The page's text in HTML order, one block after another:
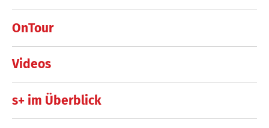
OnTour
Videos
s+ im Überblick